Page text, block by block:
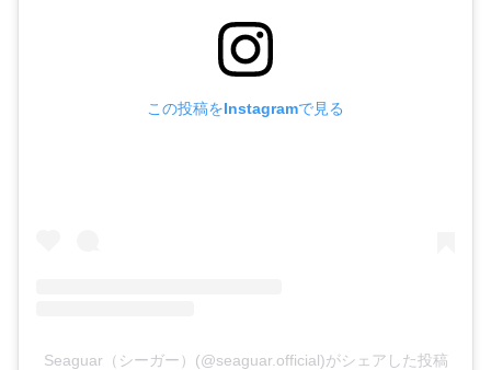
この投稿をInstagramで見る
Seaguar（シーガー）(@seaguar.official)がシェアした投稿